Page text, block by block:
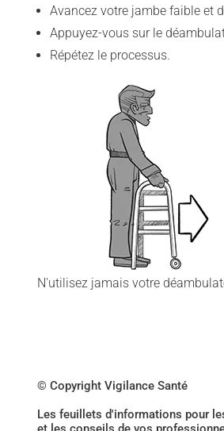
Avancez votre jambe faible et
Appuyez-vous sur le
Répétez le processus.
N'utilisez jamais votre
© Copyright Vigilance Santé
Les feuillets d'informations pour